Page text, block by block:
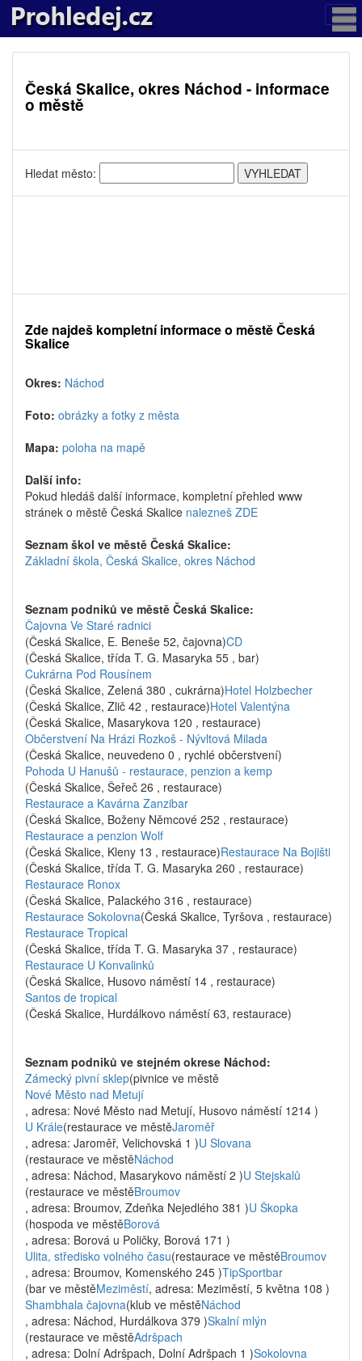
Česká Skalice, okres Náchod - informace
o městě
Hledat město:
Zde najdeš kompletní informace o městě Česká
Skalice
Okres: Náchod
Foto: obrázky a fotky z města
Mapa: poloha na mapě
Další info:
Pokud hledáš další informace, kompletní přehled www
stránek o městě Česká Skalice nalezneš ZDE
Seznam škol ve městě Česká Skalice:
Základní škola, Česká Skalice, okres Náchod
Seznam podniků ve městě Česká Skalice:
Čajovna Ve Staré radnici
(Česká Skalice, E. Beneše 52, čajovna)CD
(Česká Skalice, třída T. G. Masaryka 55 , bar)
Cukrárna Pod Rousínem
(Česká Skalice, Zelená 380 , cukrárna)Hotel Holzbecher
(Česká Skalice, Zlič 42 , restaurace)Hotel Valentýna
(Česká Skalice, Masarykova 120 , restaurace)
Občerstvení Na Hrázi Rozkoš - Nývltová Milada
(Česká Skalice, neuvedeno 0 , rychlé občerstvení)
Pohoda U Hanušů - restaurace, penzion a kemp
(Česká Skalice, Šeřeč 26 , restaurace)
Restaurace a Kavárna Zanzibar
(Česká Skalice, Boženy Němcové 252 , restaurace)
Restaurace a penzion Wolf
(Česká Skalice, Kleny 13 , restaurace)Restaurace Na Bojišti
(Česká Skalice, třída T. G. Masaryka 260 , restaurace)
Restaurace Ronox
(Česká Skalice, Palackého 316 , restaurace)
Restaurace Sokolovna(Česká Skalice, Tyršova , restaurace)
Restaurace Tropical
(Česká Skalice, třída T. G. Masaryka 37 , restaurace)
Restaurace U Konvalinků
(Česká Skalice, Husovo náměstí 14 , restaurace)
Santos de tropical
(Česká Skalice, Hurdálkovo náměstí 63, restaurace)
Seznam podniků ve stejném okrese Náchod:
Zámecký pivní sklep(pivnice ve městě
Nové Město nad Metují
, adresa: Nové Město nad Metují, Husovo náměstí 1214 )
U Krále(restaurace ve městěJaroměř
, adresa: Jaroměř, Velichovská 1 )U Slovana
(restaurace ve městěNáchod
, adresa: Náchod, Masarykovo náměstí 2 )U Stejskalů
(restaurace ve městěBroumov
, adresa: Broumov, Zdeňka Nejedlého 381 )U Škopka
(hospoda ve městěBorová
, adresa: Borová u Poličky, Borová 171 )
Ulita, středisko volného času(restaurace ve městěBroumov
, adresa: Broumov, Komenského 245 )TipSportbar
(bar ve městěMeziměstí, adresa: Meziměstí, 5 května 108 )
Shambhala čajovna(klub ve městěNáchod
, adresa: Náchod, Hurdálkova 379 )Skalní mlýn
(restaurace ve městěAdršpach
, adresa: Dolní Adršpach, Dolní Adršpach 1 )Sokolovna